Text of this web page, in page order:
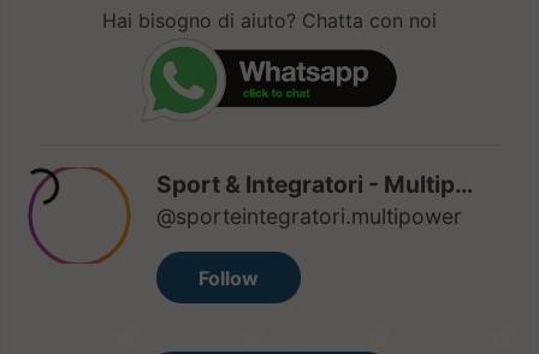
Hai bisogno di aiuto? Chatta con noi